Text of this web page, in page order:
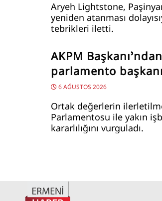
Aryeh Lightstone,
yeniden atanması
tebrikleri iletti.
AKPM
parlamento
6 AĞUSTOS 2026
Ortak değerlerin
Parlamentosu ile yakın
kararlılığını vurguladı.